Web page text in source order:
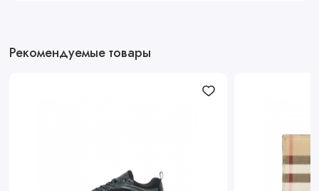
Рекомендуемые товары